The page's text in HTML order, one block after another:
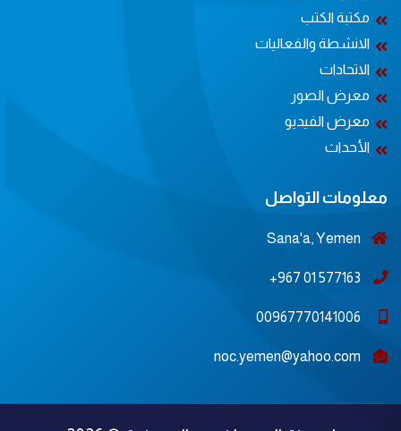
مكتبة الكتب
الانشطة والفعاليات
الاتحادات
معرض الصور
معرض الفيديو
الأحداث
معلومات التواصل
Sana'a, Yemen
577163 01 967+
00967770141006
noc.yemen@yahoo.com